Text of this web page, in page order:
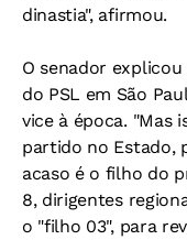
dinastia", afirmou.
O senador
do PSL em São
vice à época. "Mas
partido no Estado,
acaso é o filho do
8, dirigentes
o "filho 03", para